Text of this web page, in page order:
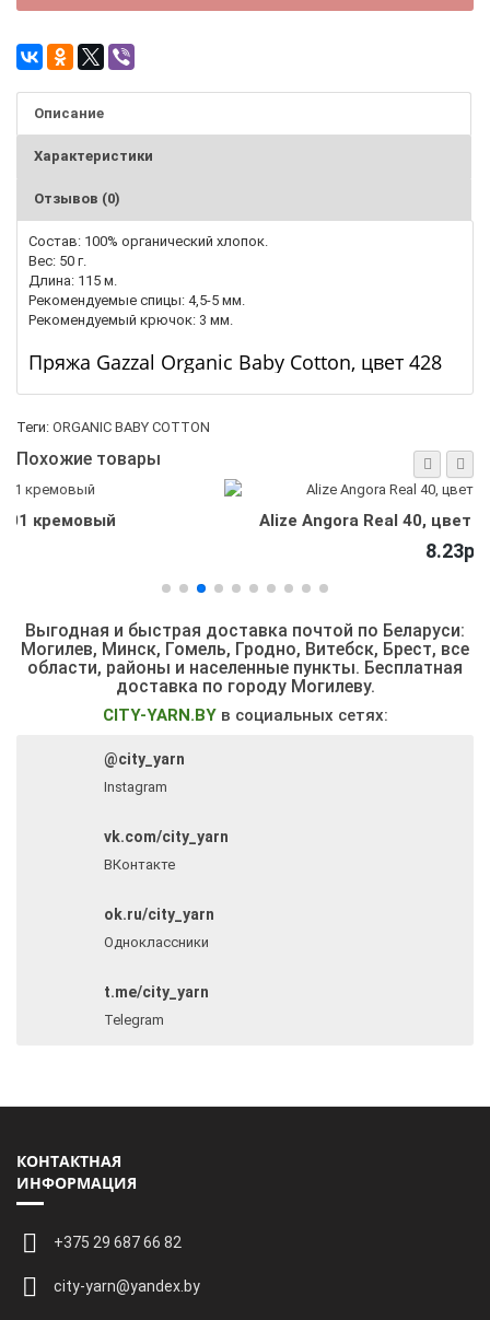
Описание
Характеристики
Отзывов (0)
Состав: 100% органический хлопок.
Вес: 50 г.
Длина: 115 м.
Рекомендуемые спицы: 4,5-5 мм.
Рекомендуемый крючок: 3 мм.
Пряжа Gazzal Organic Baby Cotton, цвет 428
Теги: ORGANIC BABY COTTON
Похожие товары
Alize Angora Real 40, цвет 363 светло-розовый
Выгодная и быстрая доставка почтой по Беларуси:
Могилев, Минск, Гомель, Гродно, Витебск, Брест, все
области, районы и населенные пункты. Бесплатная
доставка по городу Могилеву.
CITY-YARN.BYв социальных сетях:
@city_yarn
Instagram
vk.com/city_yarn
ВКонтакте
ok.ru/city_yarn
Одноклассники
t.me/city_yarn
Telegram
КОНТАКТНАЯ
ИНФОРМАЦИЯ
+375 29 687 66 82
city-yarn@yandex.by